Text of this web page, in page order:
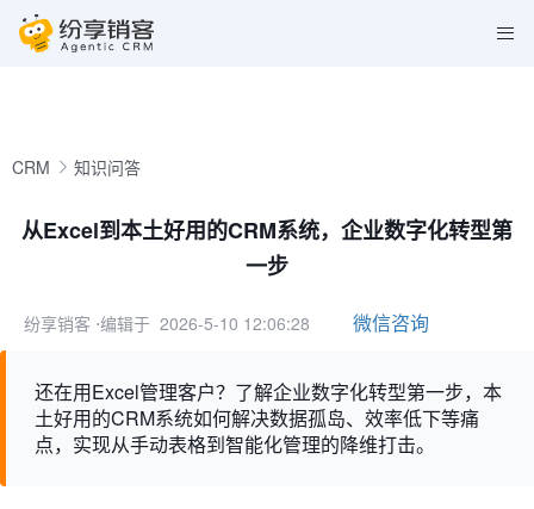
CRM 知识问答
从Excel到本土好用的CRM系统，企业数字化转型第
一步
纷享销客 ⋅编辑于 2026-5-10 12:06:28 微信咨询
还在用Excel管理客户？了解企业数字化转型第一步，本
土好用的CRM系统如何解决数据孤岛、效率低下等痛
点，实现从手动表格到智能化管理的降维打击。